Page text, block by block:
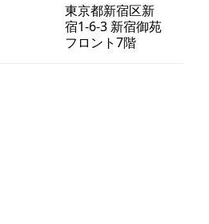
東京都新宿区新
宿1-6-3 新宿御苑
フロント7階